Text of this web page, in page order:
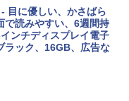
15.6 16インチ パソコ
Lavie ASUS HP dyna
ド - 1000 Robux 【限
テムを含む】 【オンラ
】 ロブロックス |オン
言葉 AI画像生成シリー
トLabo)
ばんやさしい 教科書:
目に優しい、かさばら
で読みやすい、6週間持
ンチディスプレイ電子
ラック、16GB、広告な